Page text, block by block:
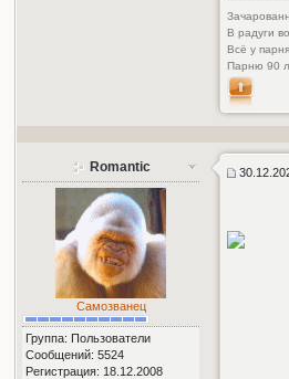
В радуги
Всё у
Парню 90
Romantic
Самозванец
Группа: Пользователи
Сообщений: 5524
Регистрация: 18.12.2008